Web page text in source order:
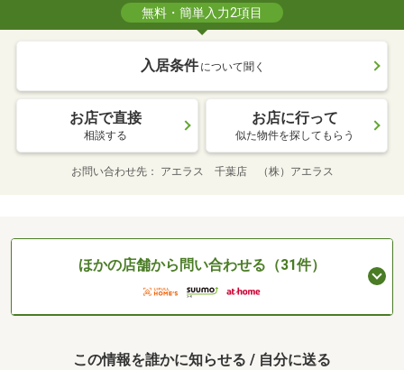
無料・簡単入力2項目
入居条件 について聞く
お店で直接
相談する
お店に行って
似た物件を探してもらう
お問い合わせ先 アエラス 千葉店 （株）アエラス
ほかの店舗から問い合わせる（31件）
この情報を誰かに知らせる / 自分に送る